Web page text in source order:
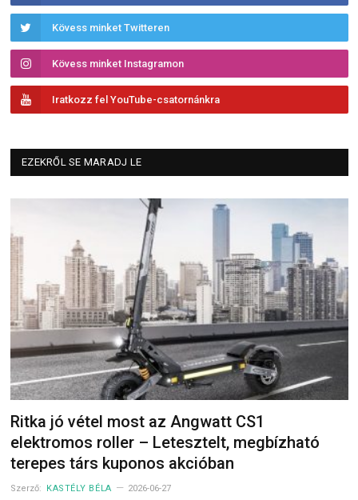
Kövess minket Twitteren
Kövess minket Instagramon
Iratkozz fel YouTube-csatornánkra
EZEKRŐL SE MARADJ LE
Ritka jó vétel most az Angwatt CS1
elektromos roller – Letesztelt, megbízható
terepes társ kuponos akcióban
Szerző: KASTÉLY BÉLA 2026-06-27